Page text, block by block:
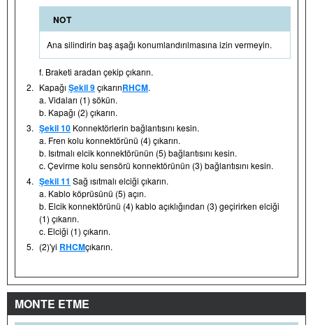
NOT
Ana silindirin baş aşağı konumlandırılmasına izin vermeyin.
f. Braketi aradan çekip çıkarın.
2. Kapağı Şekil 9çıkarınRHCM.
a. Vidaları (1) sökün.
b. Kapağı (2) çıkarın.
3. Şekil 10 Konnektörlerin bağlantısını kesin.
a. Fren kolu konnektörünü (4) çıkarın.
b. Isıtmalı elcik konnektörünün (5) bağlantısını kesin.
c. Çevirme kolu sensörü konnektörünün (3) bağlantısını kesin.
4. Şekil 11 Sağ ısıtmalı elciği çıkarın.
a. Kablo köprüsünü (5) açın.
b. Elcik konnektörünü (4) kablo açıklığından (3) geçirirken elciği
(1) çıkarın.
c. Elciği (1) çıkarın.
5. (2)'yi RHCMçıkarın.
MONTE ETME